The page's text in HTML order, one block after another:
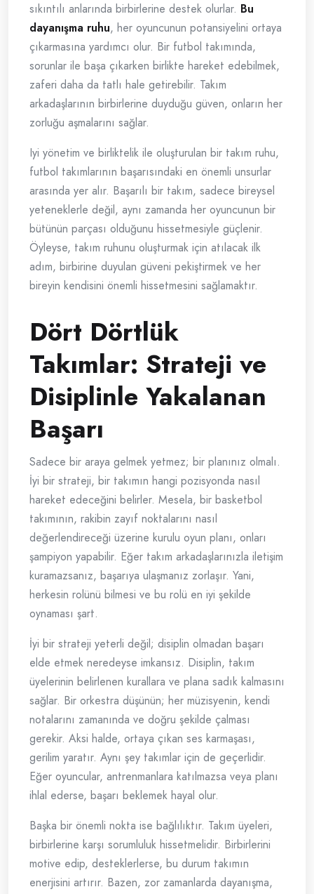
sıkıntılı anlarında birbirlerine destek olurlar. Bu
dayanışma ruhu, her oyuncunun potansiyelini ortaya
çıkarmasına yardımcı olur. Bir futbol takımında,
sorunlar ile başa çıkarken birlikte hareket edebilmek,
zaferi daha da tatlı hale getirebilir. Takım
arkadaşlarının birbirlerine duyduğu güven, onların her
zorluğu aşmalarını sağlar.
Iyi yönetim ve birliktelik ile oluşturulan bir takım ruhu,
futbol takımlarının başarısındaki en önemli unsurlar
arasında yer alır. Başarılı bir takım, sadece bireysel
yeteneklerle değil, aynı zamanda her oyuncunun bir
bütünün parçası olduğunu hissetmesiyle güçlenir.
Öyleyse, takım ruhunu oluşturmak için atılacak ilk
adım, birbirine duyulan güveni pekiştirmek ve her
bireyin kendisini önemli hissetmesini sağlamaktır.
Dört Dörtlük
Takımlar: Strateji ve
Disiplinle Yakalanan
Başarı
Sadece bir araya gelmek yetmez; bir planınız olmalı.
İyi bir strateji, bir takımın hangi pozisyonda nasıl
hareket edeceğini belirler. Mesela, bir basketbol
takımının, rakibin zayıf noktalarını nasıl
değerlendireceği üzerine kurulu oyun planı, onları
şampiyon yapabilir. Eğer takım arkadaşlarınızla iletişim
kuramazsanız, başarıya ulaşmanız zorlaşır. Yani,
herkesin rolünü bilmesi ve bu rolü en iyi şekilde
oynaması şart.
İyi bir strateji yeterli değil; disiplin olmadan başarı
elde etmek neredeyse imkansız. Disiplin, takım
üyelerinin belirlenen kurallara ve plana sadık kalmasını
sağlar. Bir orkestra düşünün; her müzisyenin, kendi
notalarını zamanında ve doğru şekilde çalması
gerekir. Aksi halde, ortaya çıkan ses karmaşası,
gerilim yaratır. Aynı şey takımlar için de geçerlidir.
Eğer oyuncular, antrenmanlara katılmazsa veya planı
ihlal ederse, başarı beklemek hayal olur.
Başka bir önemli nokta ise bağlılıktır. Takım üyeleri,
birbirlerine karşı sorumluluk hissetmelidir. Birbirlerini
motive edip, desteklerlerse, bu durum takımın
enerjisini artırır. Bazen, zor zamanlarda dayanışma,